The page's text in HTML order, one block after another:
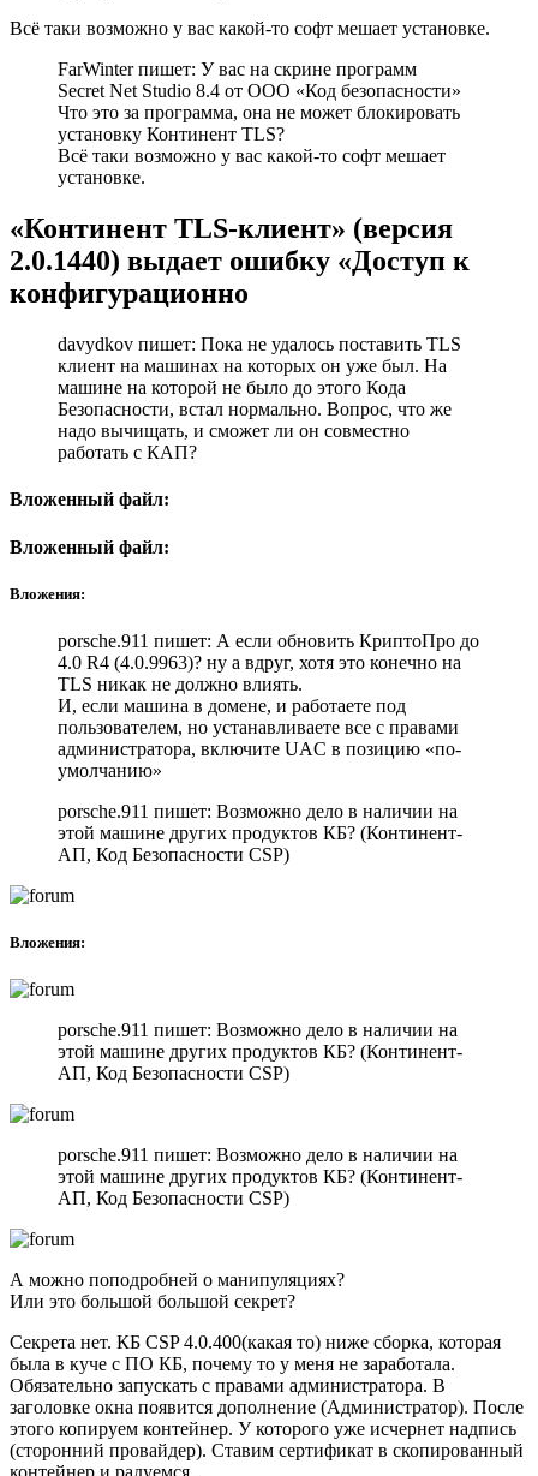
Всё таки возможно у вас какой-то софт мешает установке.
FarWinter пишет: У вас на скрине программ
Secret Net Studio 8.4 от ООО «Код безопасности»
Что это за программа, она не может блокировать
установку Континент TLS?
Всё таки возможно у вас какой-то софт мешает
установке.
«Континент TLS-клиент» (версия
2.0.1440) выдает ошибку «Доступ к
конфигурационно
davydkov пишет: Пока не удалось поставить TLS
клиент на машинах на которых он уже был. На
машине на которой не было до этого Кода
Безопасности, встал нормально. Вопрос, что же
надо вычищать, и сможет ли он совместно
работать с КАП?
Вложенный файл:
Вложенный файл:
Вложения:
porsche.911 пишет: А если обновить КриптоПро до
4.0 R4 (4.0.9963)? ну а вдруг, хотя это конечно на
TLS никак не должно влиять.
И, если машина в домене, и работаете под
пользователем, но устанавливаете все с правами
администратора, включите UAC в позицию «по-
умолчанию»
porsche.911 пишет: Возможно дело в наличии на
этой машине других продуктов КБ? (Континент-
АП, Код Безопасности CSP)
Вложения:
porsche.911 пишет: Возможно дело в наличии на
этой машине других продуктов КБ? (Континент-
АП, Код Безопасности CSP)
porsche.911 пишет: Возможно дело в наличии на
этой машине других продуктов КБ? (Континент-
АП, Код Безопасности CSP)
А можно поподробней о манипуляциях?
Или это большой большой секрет?
Секрета нет. КБ CSP 4.0.400(какая то) ниже сборка, которая
была в куче с ПО КБ, почему то у меня не заработала.
Обязательно запускать с правами администратора. В
заголовке окна появится дополнение (Администратор). После
этого копируем контейнер. У которого уже исчеpнет надпись
(сторонний провайдер). Ставим сертификат в скопированный